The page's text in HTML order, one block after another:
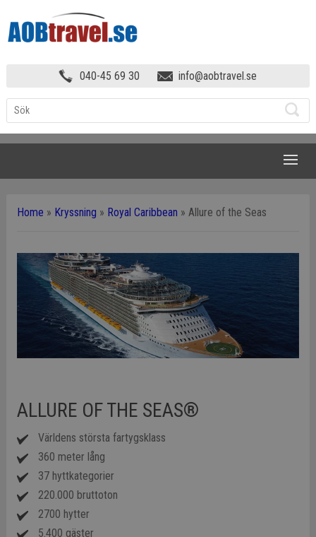
040-45 69 30 info@aobtravel.se
Home » Kryssning » Royal Caribbean » Allure of the Seas
ALLURE OF THE SEAS®
Världens största fartygsklass
360 meter lång
37 hyttkategorier
220.000 bruttoton
2700 hytter
5.400 gäster